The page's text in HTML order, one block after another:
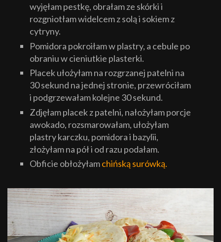
wyjęłam pestkę, obrałam ze skórki i
rozgniotłam widelcem z solą i sokiem z
cytryny.
Pomidora pokroiłam w plastry, a cebule po
obraniu w cieniutkie plasterki.
Placek ułożyłam na rozgrzanej patelni na
30 sekund na jednej stronie, przewróciłam
i podgrzewałam kolejne 30 sekund.
Zdjęłam placek z patelni, nałożyłam porcje
awokado, rozsmarowałam, ułożyłam
plastry karczku, pomidora i bazylii,
złożyłam na pół i od razu podałam.
Obficie obłożyłamchińską surówką.